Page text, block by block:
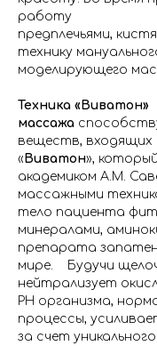
работу
предплечьями,
технику
моделирующего
Техника «Виватон»
массажа
веществ,
«Виватон»,
академиком А.М.
массажными
тело пациента
минералами,
препарата
мире. Будучи
нейтрализует
РН организма,
процессы,
за счет